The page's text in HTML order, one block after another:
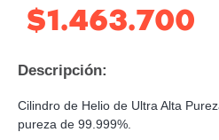
$1.463.700
Descripción:
Cilindro de Helio de Ultra Alta
pureza de 99.999%.